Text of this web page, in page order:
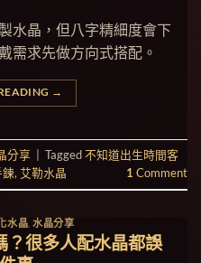
水晶，但八字精細度會下
需求先做方向式搭配。
→
分享 Tagged不知道出生時間客
, 艾勒水晶 1 Comment
水晶 ,水晶分享
？很多人配水晶都誤